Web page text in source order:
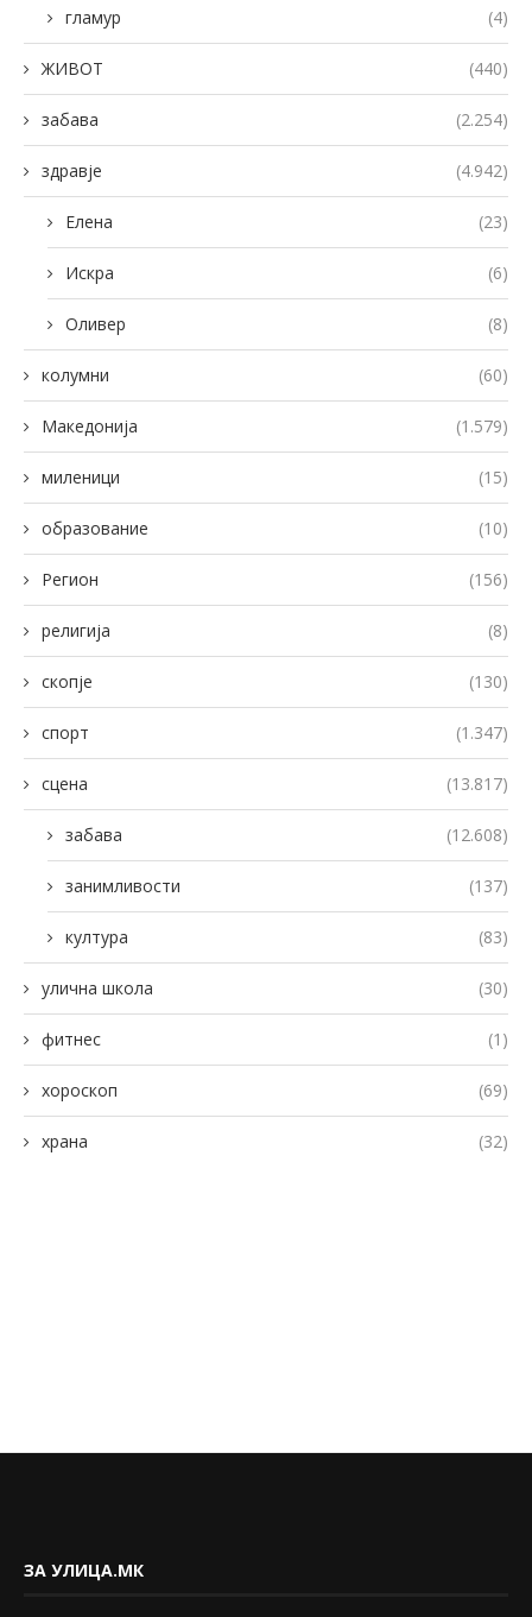
гламур (4)
ЖИВОТ (440)
забава (2.254)
здравје (4.942)
Елена (23)
Искра (6)
Оливер (8)
колумни (60)
Македонија (1.579)
миленици (15)
образование (10)
Регион (156)
религија (8)
скопје (130)
спорт (1.347)
сцена (13.817)
забава (12.608)
занимливости (137)
култура (83)
улична школа (30)
фитнес (1)
хороскоп (69)
храна (32)
ЗА УЛИЦА.МК